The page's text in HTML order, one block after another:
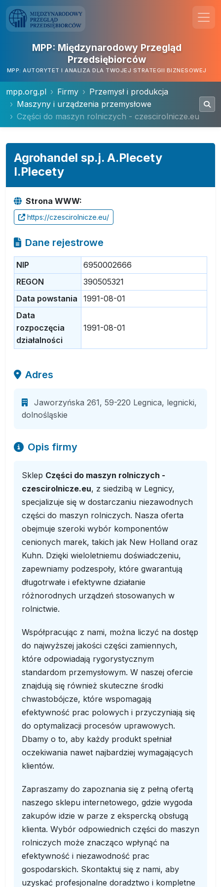
MPP: Międzynarodowy Przegląd
Przedsiębiorców
MPP: AUTORYTET I ANALIZA DLA TWOJEJ STRATEGII BIZNESOWEJ
mpp.org.pl Firmy
Przemysł i produkcja
Maszyny i urządzenia przemysłowe
Części do maszyn rolniczych - czescirolnicze.eu
Agrohandel sp.j. A.Plecety
I.Plecety
Strona WWW:
https://czescirolnicze.eu/
Dane rejestrowe
NIP
6950002666
REGON
390505321
Data powstania
1991-08-01
Data
rozpoczęcia
działalności
1991-08-01
Adres
Jaworzyńska 261, 59-220 Legnica, legnicki,
dolnośląskie
Opis firmy
Sklep Części do maszyn rolniczych -
czescirolnicze.eu, z siedzibą w Legnicy,
specjalizuje się w dostarczaniu niezawodnych
części do maszyn rolniczych. Nasza oferta
obejmuje szeroki wybór komponentów
cenionych marek, takich jak New Holland oraz
Kuhn. Dzięki wieloletniemu doświadczeniu,
zapewniamy podzespoły, które gwarantują
długotrwałe i efektywne działanie
różnorodnych urządzeń stosowanych w
rolnictwie.
Współpracując z nami, można liczyć na dostęp
do najwyższej jakości części zamiennych,
które odpowiadają rygorystycznym
standardom przemysłowym. W naszej ofercie
znajdują się również skuteczne środki
chwastobójcze, które wspomagają
efektywność prac polowych i przyczyniają się
do optymalizacji procesów uprawowych.
Dbamy o to, aby każdy produkt spełniał
oczekiwania nawet najbardziej wymagających
klientów.
Zapraszamy do zapoznania się z pełną ofertą
naszego sklepu internetowego, gdzie wygoda
zakupów idzie w parze z ekspercką obsługą
klienta. Wybór odpowiednich części do maszyn
rolniczych może znacząco wpłynąć na
efektywność i niezawodność prac
gospodarskich. Skontaktuj się z nami, aby
uzyskać profesjonalne doradztwo i kompletne